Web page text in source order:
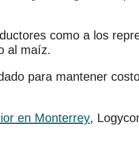
como a los
al maíz.
para mantener
en Monterrey,